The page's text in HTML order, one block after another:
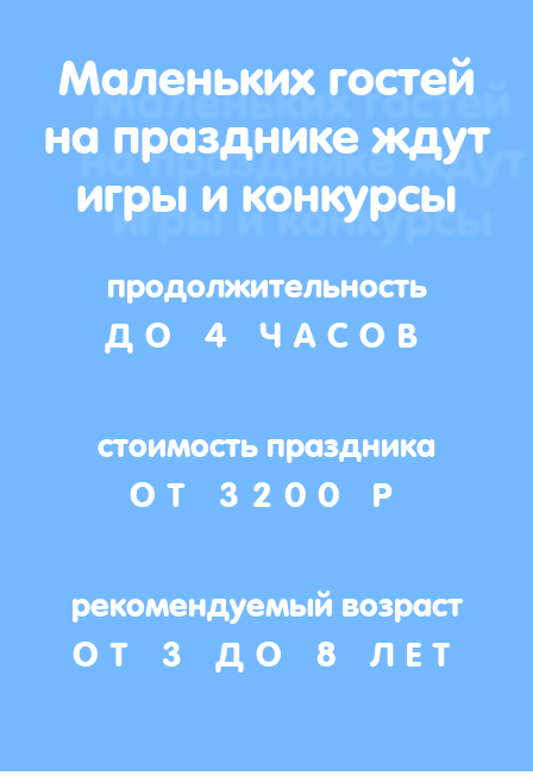
Маленьких гостей
на празднике ждут
игры и конкурсы
продолжительность
ДО 4 ЧАСОВ
стоимость праздника
ОТ 3200 Р
рекомендуемый возраст
ОТ 3 ДО 8 ЛЕТ